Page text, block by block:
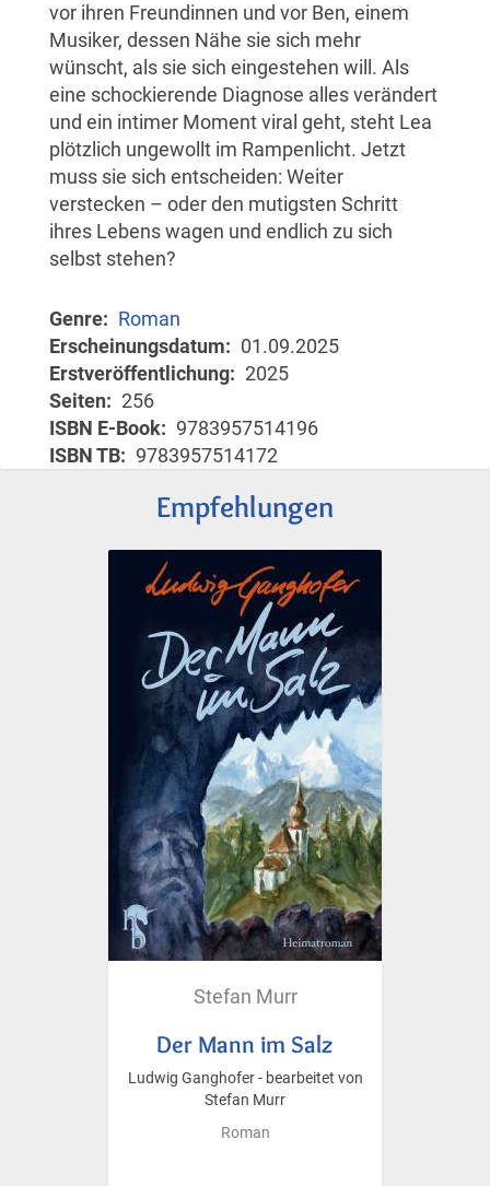
vor ihren Freundinnen und vor Ben, einem
Musiker, dessen Nähe sie sich mehr
wünscht, als sie sich eingestehen will. Als
eine schockierende Diagnose alles verändert
und ein intimer Moment viral geht, steht Lea
plötzlich ungewollt im Rampenlicht. Jetzt
muss sie sich entscheiden: Weiter
verstecken – oder den mutigsten Schritt
ihres Lebens wagen und endlich zu sich
selbst stehen?
Genre
Roman
Erscheinungsdatum
01.09.2025
Erstveröffentlichung
2025
Seiten
256
ISBN E-Book
9783957514196
ISBN TB
9783957514172
Empfehlungen
Stefan Murr
Der Mann im Salz
Ludwig Ganghofer - bearbeitet von
Stefan Murr
Roman